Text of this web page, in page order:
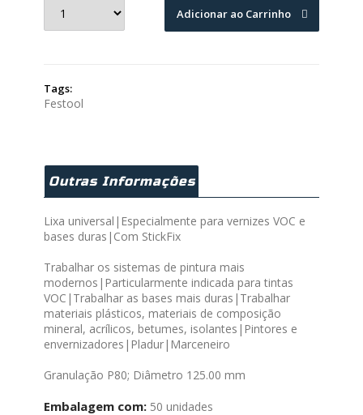
Adicionar ao Carrinho
Tags:
Festool
Outras Informações
Lixa universal|Especialmente para vernizes VOC e
bases duras|Com StickFix
Trabalhar os sistemas de pintura mais
modernos|Particularmente indicada para tintas
VOC|Trabalhar as bases mais duras|Trabalhar
materiais plásticos, materiais de composição
mineral, acrílicos, betumes, isolantes|Pintores e
envernizadores|Pladur|Marceneiro
Granulação P80; Diâmetro 125.00 mm
Embalagem com: 50 unidades